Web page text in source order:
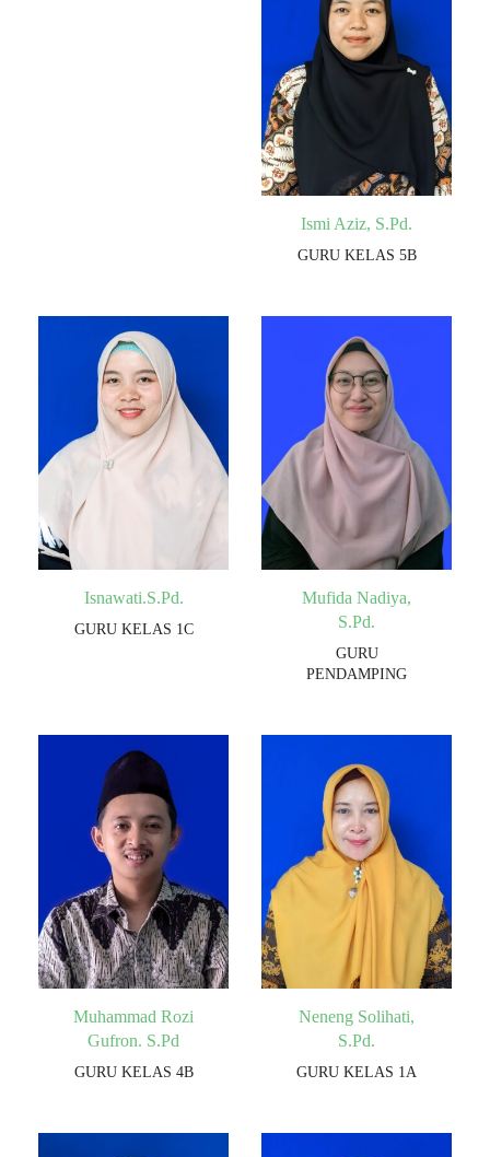
Ismi Aziz, S.Pd.
GURU KELAS 5B
Isnawati.S.Pd.
GURU KELAS 1C
Mufida Nadiya,
S.Pd.
GURU
PENDAMPING
Muhammad Rozi
Gufron. S.Pd
GURU KELAS 4B
Neneng Solihati,
S.Pd.
GURU KELAS 1A